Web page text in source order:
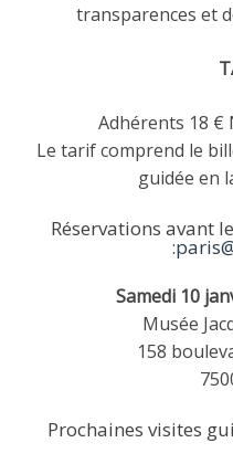
transparences et
Adhérents 18 €
Le tarif comprend le
guidée en
Réservations avant
:
Samedi 10
Musée
158
Prochaines visites